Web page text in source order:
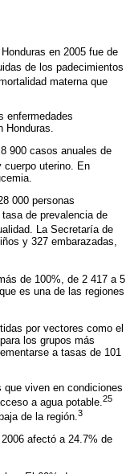
en 2005 fue de
de los padecimientos
materna que
enfermedades
Honduras.
900 casos anuales de
uterino. En
000 personas
de prevalencia de
La Secretaría de
y 327 embarazadas,
de 100%, de 2 417 a 5
es una de las regiones
por vectores como el
los grupos más
a tasas de 101
viven en condiciones
a agua potable. 25
de la región.3
afectó a 24.7% de